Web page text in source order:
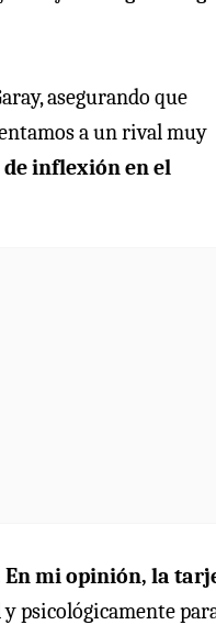
asegurando que
a un rival muy
inflexión en el
mi opinión, la
psicológicamente